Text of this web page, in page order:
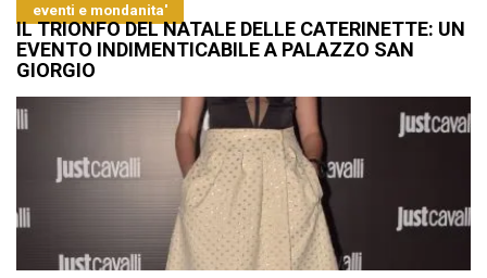
eventi e mondanita'
IL TRIONFO DEL NATALE DELLE CATERINETTE: UN
EVENTO INDIMENTICABILE A PALAZZO SAN
GIORGIO